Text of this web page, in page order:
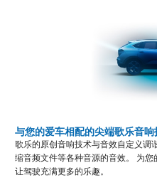
与您的爱车相配的尖端歌乐音响
歌乐的原创音响技术与音效自定义调
缩音频文件等各种音源的音效。 为您
让驾驶充满更多的乐趣。